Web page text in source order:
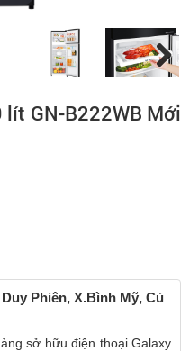
lít GN-B222WB Mới
Phiên, X.Bình Mỹ, Củ
sở hữu điện thoại Galaxy